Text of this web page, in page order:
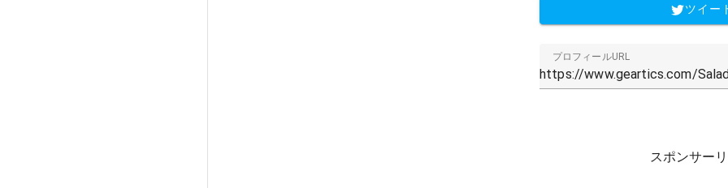
ツイー
プロフィールURL
スポンサー